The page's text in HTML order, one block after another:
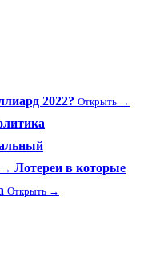
2022? Открыть →
→ Лотереи в которые
Открыть →